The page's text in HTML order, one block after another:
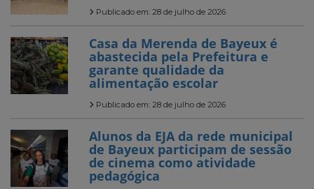
Publicado em: 28 de julho de 2026
Casa da Merenda de Bayeux é
abastecida pela Prefeitura e
garante qualidade da
alimentação escolar
Publicado em: 28 de julho de 2026
Alunos da EJA da rede municipal
de Bayeux participam de sessão
de cinema como atividade
pedagógica